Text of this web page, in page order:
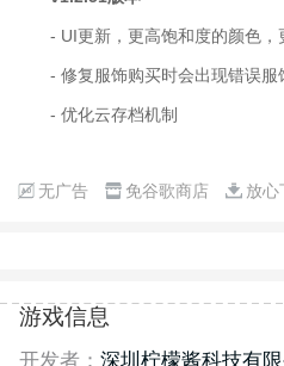
- UI更新，更高饱和度的颜色，
- 修复服饰购买时会出现错误服
- 优化云存档机制
无广告 免谷歌商店 放心
游戏信息
开发者： 深圳柠檬酱科技有限